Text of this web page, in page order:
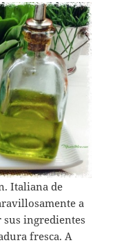
Italiana de
a
sus ingredientes
fresca. A